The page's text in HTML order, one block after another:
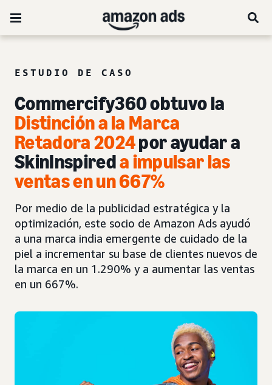
ESTUDIO DE CASO
Commercify360 obtuvo la
Distinción a la Marca
Retadora 2024por ayudar a
SkinInspireda impulsar las
ventas en un 667%
Por medio de la publicidad estratégica y la
optimización, este socio de Amazon Ads ayudó
a una marca india emergente de cuidado de la
piel a incrementar su base de clientes nuevos de
la marca en un 1.290% y a aumentar las ventas
en un 667%.